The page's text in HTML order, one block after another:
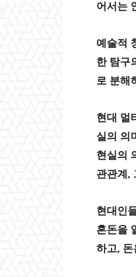
어서는
예술적
한 탐구
로 분해
현대 멀
실의 의
현실의
관관계 ,
현대인
혼돈을
하고, 돈